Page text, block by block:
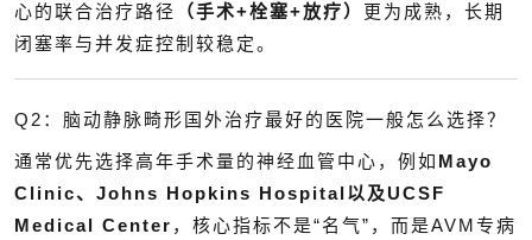
心的联合治疗路径
（手术+栓塞+放疗） 更为成熟，长期
闭塞率与并发症控制较稳定。
Q2：脑动静脉畸形国外治疗最好的医院一般怎么选择？
通常优先选择高年手术量的神经血管中心，例如 Mayo
Clinic、 Johns Hopkins Hospital以及UCSF
Medical Center ，核心指标不是“名气”，而是AVM专病